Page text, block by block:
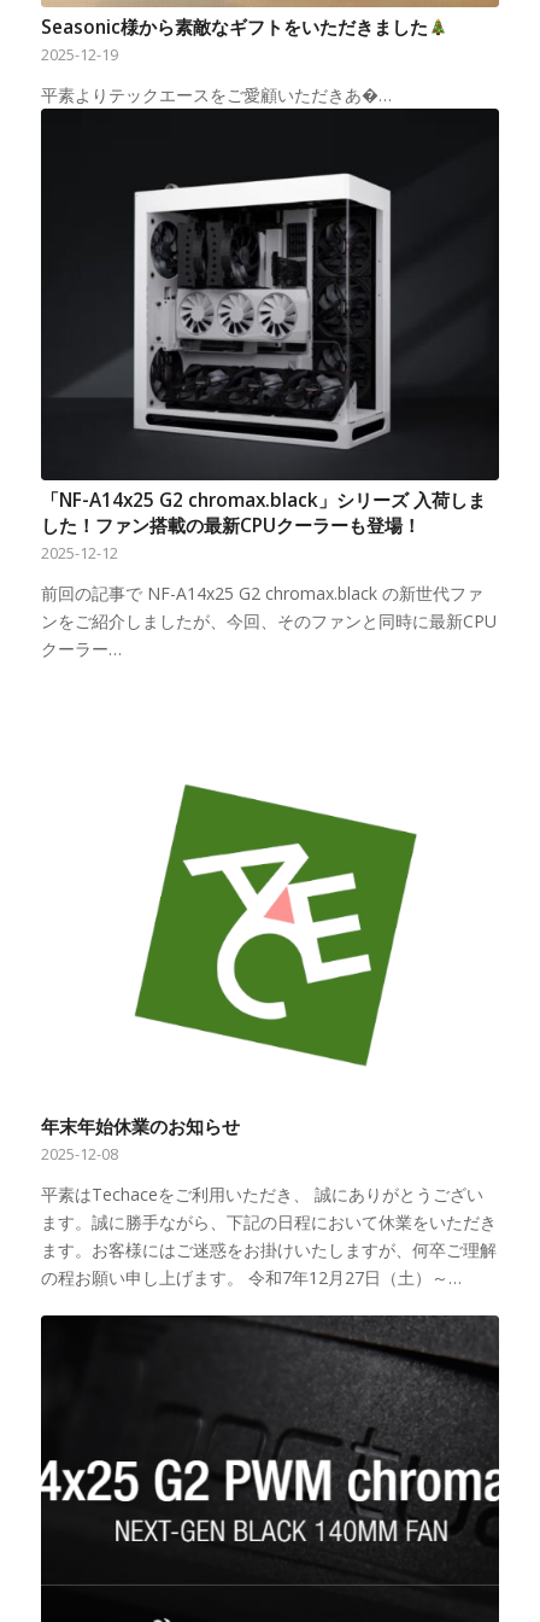
Seasonic様から素敵なギフトをいただきました
2025-12-19
平素よりテックエースをご愛顧いただきあ�…
「NF-A14x25 G2 chromax.black」シリーズ 入荷しま
した！ファン搭載の最新CPUクーラーも登場！
2025-12-12
前回の記事で NF-A14x25 G2 chromax.black の新世代ファ
ンをご紹介しましたが、今回、そのファンと同時に最新CPU
クーラー…
年末年始休業のお知らせ
2025-12-08
平素はTechaceをご利用いただき、 誠にありがとうござい
ます。誠に勝手ながら、下記の日程において休業をいただき
ます。お客様にはご迷惑をお掛けいたしますが、何卒ご理解
の程お願い申し上げます。 令和7年12月27日（土）～…